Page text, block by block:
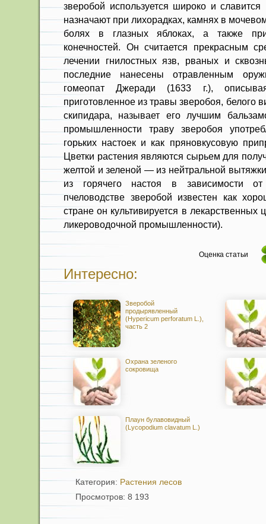
зверобой используется широко и
назначают при лихорадках, камнях в
болях в глазных яблоках, а также
конечностей. Он считается прекрасным
лечении гнилостных язв, рваных и
последние нанесены отравленным
гомеопат Джеради (1633 г.),
приготовленное из травы зверобоя, белого
скипидара, называет его лучшим
промышленности траву зверобоя
горьких настоек и как пряновкусовую
Цветки растения являются сырьем для
желтой и зеленой — из нейтральной
из горячего настоя в зависимости
пчеловодстве зверобой известен как
стране он культивируется в лекарственных
ликероводочной промышленности).
Оценка статьи
Интересно:
Зверобой
продырявленный
(Hypericum perforatum L.),
часть 2
Охрана зеленого
сокровища
Плаун булавовидный
(Lycopodium clavatum L.)
Категория: Растения лесов
Просмотров: 8 193